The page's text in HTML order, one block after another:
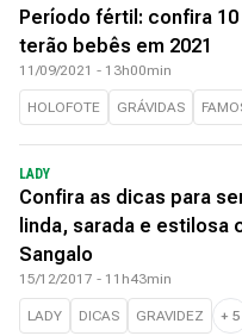
Período fértil: confira
terão bebês em 2021
11/09/2021 - 13h00min
HOLOFOTE GRÁVIDAS
LADY
Confira as dicas para
linda, sarada e estilosa
Sangalo
15/12/2017 - 11h43min
LADY DICAS GRAVIDEZ + 5